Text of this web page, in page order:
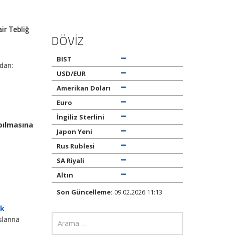
Tebliğ
DÖVİZ
BIST
USD/EUR
Amerikan Doları
Euro
İngiliz Sterlini
Japon Yeni
Rus Rublesi
SA Riyali
Altın
Son Güncelleme: 09.02.2026 11:13